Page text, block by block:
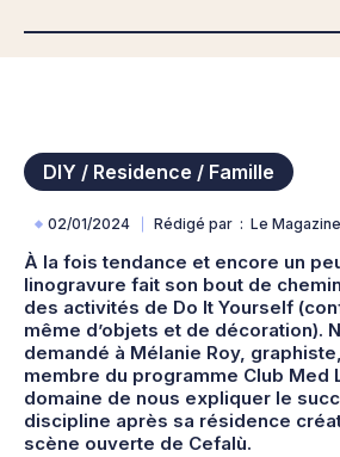
DIY / Residence / Famille
02/01/2024 Rédigé par Le
À la fois tendance et encore un
linogravure fait son bout de
des activités de Do It Yourself
même d’objets et de décoration).
demandé à Mélanie Roy,
membre du programme Club Med
domaine de nous expliquer le
discipline après sa résidence
scène ouverte de Cefalù.